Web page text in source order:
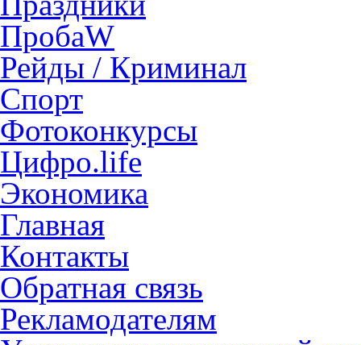
ПробаW
Рейды / Криминал
Спорт
Фотоконкурсы
Цифро.life
Экономика
Главная
Контакты
Обратная связь
Рекламодателям